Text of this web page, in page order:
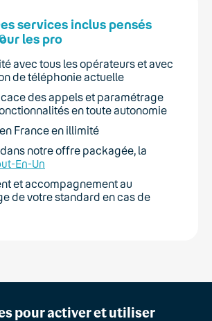
services inclus pensés
les pro
avec tous les opérateurs et avec
de téléphonie actuelle
des appels et paramétrage
en toute autonomie
France en illimité
notre offre packagée, la
En-Un
et accompagnement au
de votre standard en cas de
pour activer et utiliser